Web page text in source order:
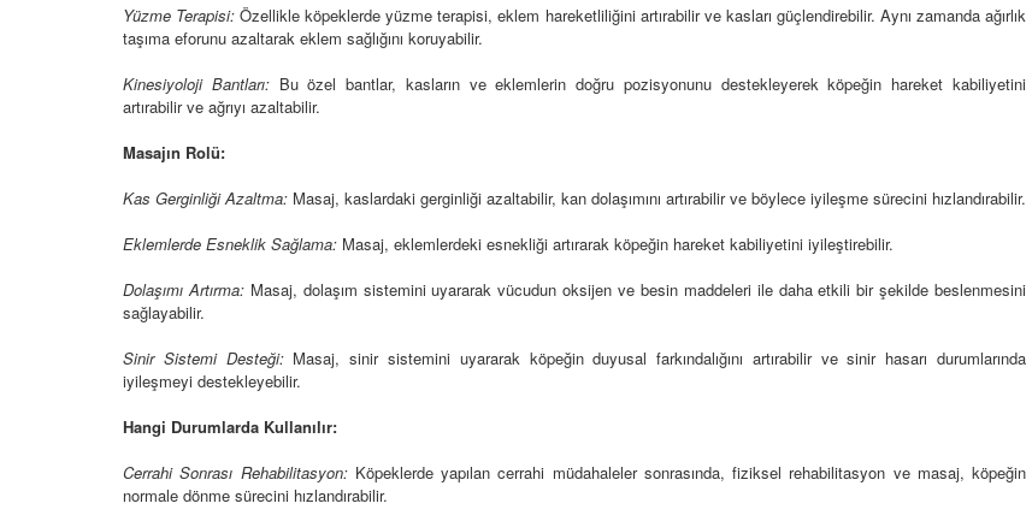
Yüzme Terapisi: Özellikle köpeklerde yüzme terapisi, eklem hareketliliğini artırabilir ve kasları güçlendirebilir. Aynı zamanda ağırlık
taşıma eforunu azaltarak eklem sağlığını koruyabilir.
Kinesiyoloji Bantları:Bu özel bantlar, kasların ve eklemlerin doğru pozisyonunu destekleyerek köpeğin hareket kabiliyetini
artırabilir ve ağrıyı azaltabilir.
Masajın Rolü:
Kas Gerginliği Azaltma: Masaj, kaslardaki gerginliği azaltabilir, kan dolaşımını artırabilir ve böylece iyileşme sürecini hızlandırabilir.
Eklemlerde Esneklik Sağlama: Masaj, eklemlerdeki esnekliği artırarak köpeğin hareket kabiliyetini iyileştirebilir.
Dolaşımı Artırma:Masaj, dolaşım sistemini uyararak vücudun oksijen ve besin maddeleri ile daha etkili bir şekilde beslenmesini
sağlayabilir.
Sinir Sistemi Desteği:Masaj, sinir sistemini uyararak köpeğin duyusal farkındalığını artırabilir ve sinir hasarı durumlarında
iyileşmeyi destekleyebilir.
Hangi Durumlarda Kullanılır:
Cerrahi Sonrası Rehabilitasyon:Köpeklerde yapılan cerrahi müdahaleler sonrasında, fiziksel rehabilitasyon ve masaj, köpeğin
normale dönme sürecini hızlandırabilir.
Niyetli İnsanları
Boş Duvara
ve Etkili
Çiftlik Kültürü: “Çoban
Vazgeçilmez Rolü”
Dört Ayaklı Kahramanları
19.10.2025
Köpek Sağlığı: “Köpeklerde
15.10.2025
Köpek Sporları: Agility Nedir?
11.10.2025
Zeka Geliştirici Oyunlar”